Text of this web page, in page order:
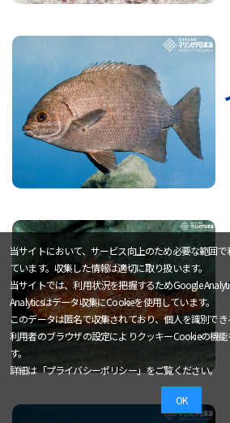
当サイトにおいて、サービス向上のため必要な範囲
ています。収集した情報は適切に取り扱います。
当サイトでは、利用状況を把握するためGoogle
Analyticsはデータ収集にCookieを使用しています。
このデータは匿名で収集されており、個人を識別でき
利用者のブラウザの設定によりクッキーCookieの機
す。
詳細は「プライバシーポリシー」をご覧ください。
OK